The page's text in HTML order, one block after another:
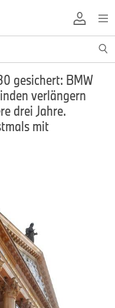
gesichert: BMW
verlängern
drei Jahre.
mit